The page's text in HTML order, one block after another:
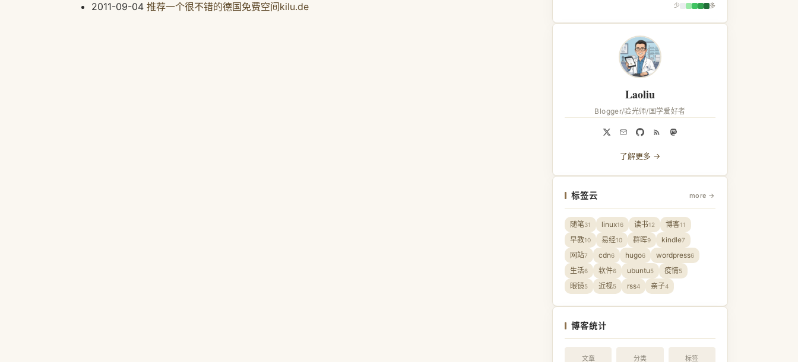
2011-09-04 推荐一个很不错的德国免费空间kilu.de 少 多
Laoliu
Blogger/验光师/国学爱好者
了解更多 →
标签云 more →
随笔31 linux16 读书12 博客11
早教10 易经10 群晖9 kindle7
网站7 cdn6 hugo6 wordpress6
生活6 软件6 ubuntu5 疫情5
眼镜5 近视5 rss4 亲子4
博客统计
文章 分类 标签